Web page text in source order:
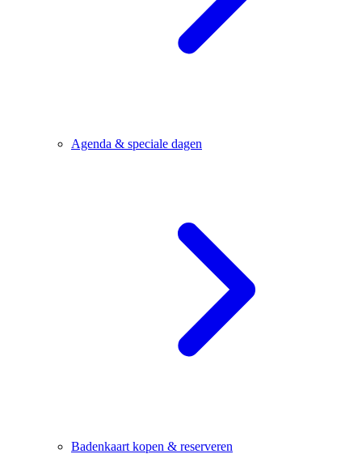
Agenda & speciale dagen
Badenkaart kopen & reserveren